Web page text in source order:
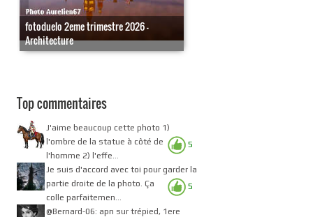
fotoduelo 2eme trimestre 2026 -
Architecture
Top commentaires
5
J'aime beaucoup cette photo 1)
l'ombre de la statue à côté de
l'homme 2) l'effe...
5
Je suis d'accord avec toi pour garder la
partie droite de la photo. Ça
colle parfaitemen...
@Bernard-06: apn sur trépied, 1ere